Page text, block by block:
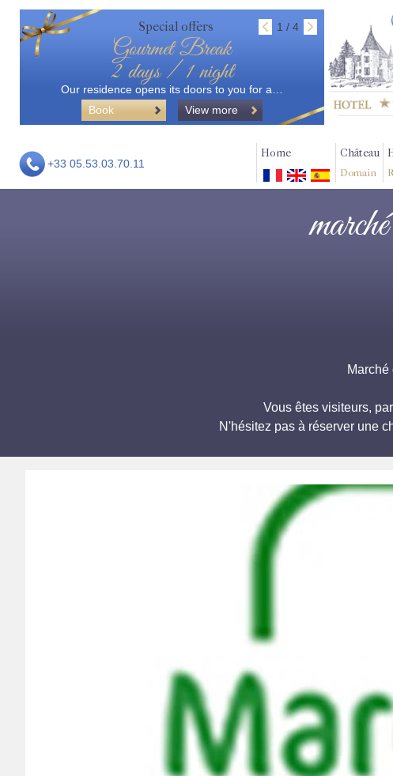
Special offers 1 / 4
Gourmet Break
2 days / 1 night
Our residence opens its doors to you for a…
Book
View more
+33 05.53.03.70.11
Home Château
Domain
Vous êtes visiteurs,
N'hésitez pas à réserver une